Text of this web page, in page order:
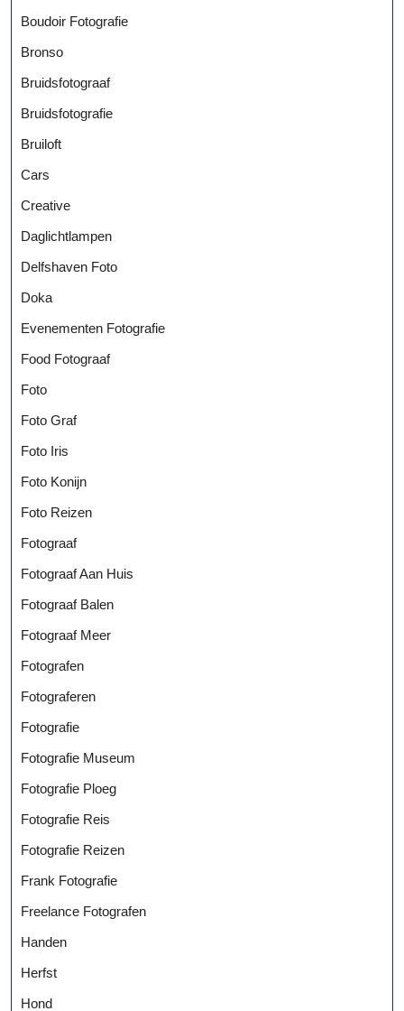
Boudoir Fotografie
Bronso
Bruidsfotograaf
Bruidsfotografie
Bruiloft
Cars
Creative
Daglichtlampen
Delfshaven Foto
Doka
Evenementen Fotografie
Food Fotograaf
Foto
Foto Graf
Foto Iris
Foto Konijn
Foto Reizen
Fotograaf
Fotograaf Aan Huis
Fotograaf Balen
Fotograaf Meer
Fotografen
Fotograferen
Fotografie
Fotografie Museum
Fotografie Ploeg
Fotografie Reis
Fotografie Reizen
Frank Fotografie
Freelance Fotografen
Handen
Herfst
Hond